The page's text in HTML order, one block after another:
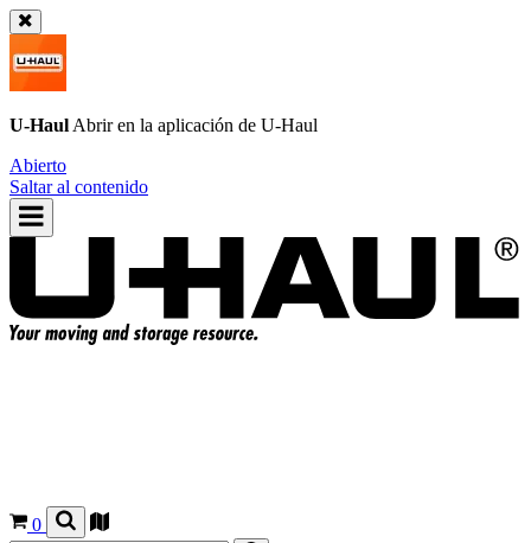
U-Haul Abrir en la aplicación de U-Haul
Abierto
Saltar al contenido
0